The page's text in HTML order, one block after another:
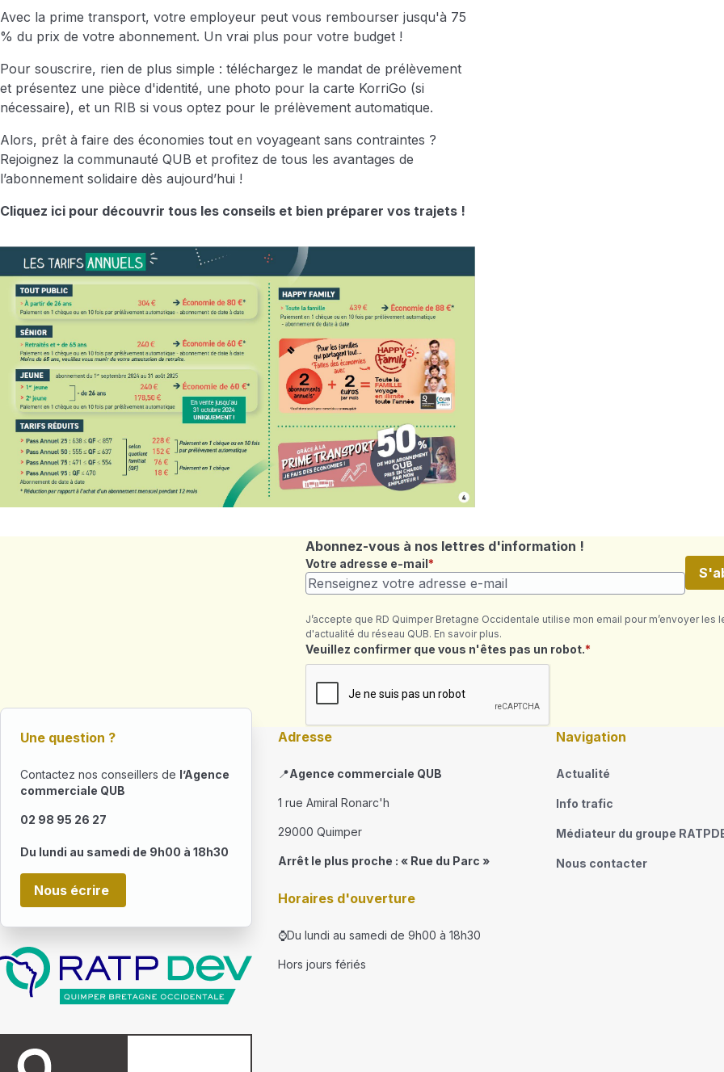
Avec la prime transport, votre employeur peut vous rembourser jusqu'à 75
% du prix de votre abonnement. Un vrai plus pour votre budget !
Pour souscrire, rien de plus simple : téléchargez le mandat de prélèvement
et présentez une pièce d'identité, une photo pour la carte KorriGo (si
nécessaire), et un RIB si vous optez pour le prélèvement automatique.
Alors, prêt à faire des économies tout en voyageant sans contraintes ?
Rejoignez la communauté QUB et profitez de tous les avantages de
l’abonnement solidaire dès aujourd’hui !
Cliquez ici pour découvrir tous les conseils et bien préparer vos trajets !
Abonnez-vous à nos lettres d'information !
Votre adresse e-mail
J’accepte que RD Quimper Bretagne Occidentale utilise mon email pour m’envoyer les
d'actualité du réseau QUB. En savoir plus.
Champ requis
Veuillez confirmer que vous n'êtes pas un robot.
Une question ?
Contactez nos conseillers de l’Agence
commerciale QUB
02 98 95 26 27
Du lundi au samedi de 9h00 à 18h30
Nous écrire
Adresse
📍Agence commerciale QUB
1 rue Amiral Ronarc'h
29000 Quimper
Arrêt le plus proche : « Rue du Parc »
Horaires d'ouverture
⌚Du lundi au samedi de 9h00 à 18h30
Hors jours fériés
Navigation
Actualité
Info trafic
Médiateur du groupe
Nous contacter